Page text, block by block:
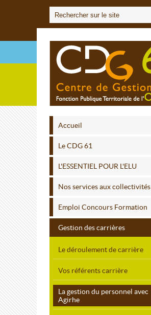
Accueil
Le CDG 61
L'ESSENTIEL POUR L'ELU
Nos services aux collectivités
Emploi Concours Formation
Gestion des carrières
Le déroulement de carrière
Vos référents carrière
La gestion du personnel avec
Agirhe